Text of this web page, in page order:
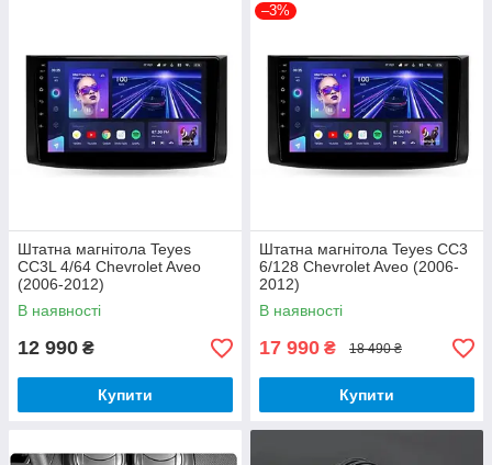
Штатна магнітола Teyes
CC3L 4/64 Chevrolet Aveo
(2006-2012)
В наявності
12 990 ₴
Купити
–3%
Штатна магнітола Teyes CC3
6/128 Chevrolet Aveo (2006-
2012)
В наявності
17 990 ₴ 18 490 ₴
Купити